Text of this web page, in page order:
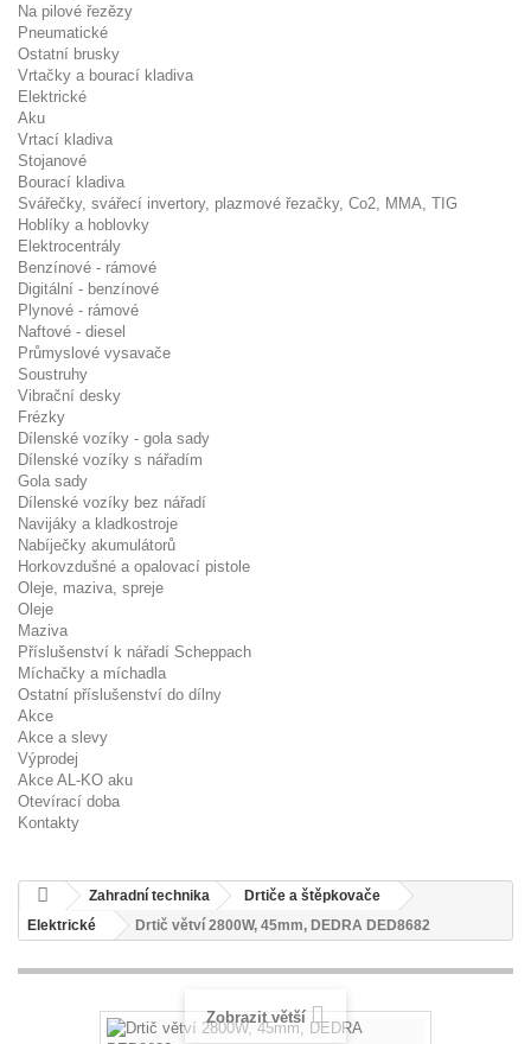
Na pilové řezězy
Pneumatické
Ostatní brusky
Vrtačky a bourací kladiva
Elektrické
Aku
Vrtací kladiva
Stojanové
Bourací kladiva
Svářečky, svářecí invertory, plazmové řezačky, Co2, MMA, TIG
Hoblíky a hoblovky
Elektrocentrály
Benzínové - rámové
Digitální - benzínové
Plynové - rámové
Naftové - diesel
Průmyslové vysavače
Soustruhy
Vibrační desky
Frézky
Dílenské vozíky - gola sady
Dílenské vozíky s nářadím
Gola sady
Dílenské vozíky bez nářadí
Navijáky a kladkostroje
Nabíječky akumulátorů
Horkovzdušné a opalovací pistole
Oleje, maziva, spreje
Oleje
Maziva
Příslušenství k nářadí Scheppach
Míchačky a míchadla
Ostatní příslušenství do dílny
Akce
Akce a slevy
Výprodej
Akce AL-KO aku
Otevírací doba
Kontakty
Zahradní technika
Drtiče a štěpkovače
Elektrické
Drtič větví 2800W, 45mm, DEDRA DED8682
Zobrazit větší